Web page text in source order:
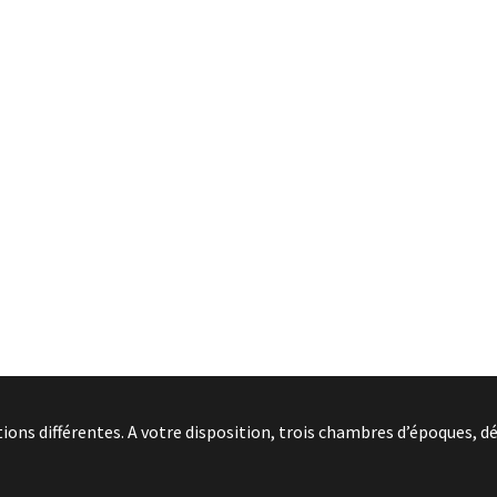
différentes. A votre disposition, trois chambres d’époques,